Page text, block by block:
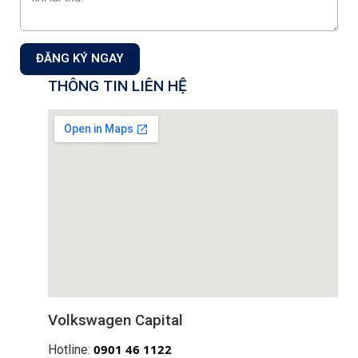
Công ty Cổ phần Auto Capital
Showroom & Xưởng dịch vụ:
Lô 1, Phạm Văn Đồng, Phường Xuân Đỉnh, TP Hà Nội,
Showroom 1S: 18 Phạm Hùng, P. Từ Liêm,Tp. Hà Nội
ĐĂNG KÝ NGAY
THÔNG TIN LIÊN HỆ
Volkswagen Capital
Hotline: 0901 46 1122